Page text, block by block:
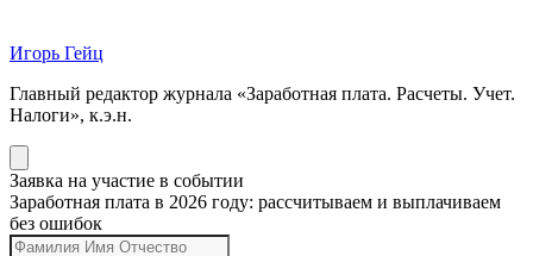
Игорь Гейц
Главный редактор журнала «Заработная плата. Расчеты. Учет.
Налоги», к.э.н.
Заявка на участие в событии
Заработная плата в 2026 году: рассчитываем и выплачиваем
без ошибок